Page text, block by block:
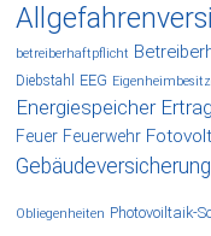
betreiberhaftpflicht
Diebstahl
EEG
Energiespeicher
Feuer Feuerwehr
Gebäudeversicherung
Obliegenheiten Photovoiltaik-